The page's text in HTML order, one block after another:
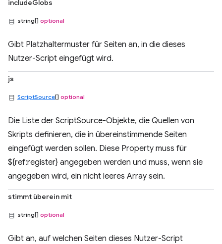
includeGlobs
string[] optional
Gibt Platzhaltermuster für Seiten an, in die dieses
Nutzer-Script eingefügt wird.
js
ScriptSource[] optional
Die Liste der ScriptSource-Objekte, die Quellen von
Skripts definieren, die in übereinstimmende Seiten
eingefügt werden sollen. Diese Property muss für
${ref:register} angegeben werden und muss, wenn sie
angegeben wird, ein nicht leeres Array sein.
stimmt überein mit
string[] optional
Gibt an, auf welchen Seiten dieses Nutzer-Script